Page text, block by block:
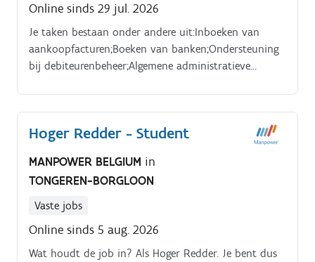
Online sinds 29 jul. 2026
Je taken bestaan onder andere uit:Inboeken van
aankoopfacturen;Boeken van banken;Ondersteuning
bij debiteurenbeheer;Algemene administratieve
gegevens.
Hoger Redder - Student
MANPOWER BELGIUM in
TONGEREN-BORGLOON
Vaste jobs
Online sinds 5 aug. 2026
Wat houdt de job in? Als Hoger Redder. Je bent dus